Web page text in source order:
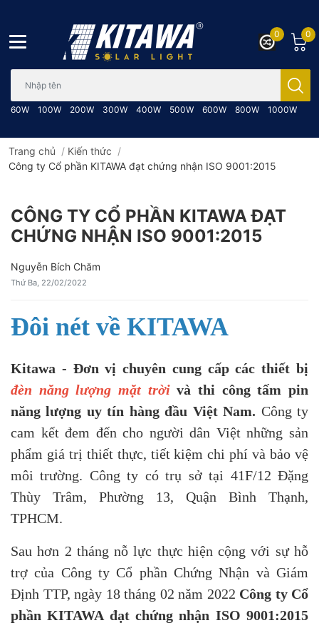
60W 100W 200W 300W 400W 500W 600W 800W 1000W
0
0
Trang chủ / Kiến thức /
Công ty Cổ phần KITAWA đạt chứng nhận ISO 9001:2015
CÔNG TY CỔ PHẦN KITAWA ĐẠT
CHỨNG NHẬN ISO 9001:2015
Nguyễn Bích Chăm
Thứ Ba, 22/02/2022
Đôi nét về KITAWA
Kitawa - Đơn vị chuyên cung cấp các thiết bị
đèn năng lượng mặt trờivà thi công tấm pin
năng lượng uy tín hàng đầu Việt Nam. Công ty
cam kết đem đến cho người dân Việt những sản
phẩm giá trị thiết thực, tiết kiệm chi phí và bảo vệ
môi trường. Công ty có trụ sở tại 41F/12 Đặng
Thùy Trâm, Phường 13, Quận Bình Thạnh,
TPHCM.
Sau hơn 2 tháng nỗ lực thực hiện cộng với sự hỗ
trợ của Công ty Cổ phần Chứng Nhận và Giám
Định TTP, ngày 18 tháng 02 năm 2022 Công ty Cổ
phần KITAWA đạt chứng nhận ISO 9001:2015